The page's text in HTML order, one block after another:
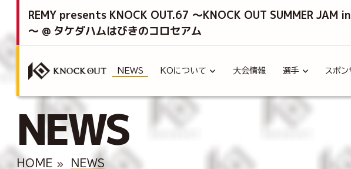
REMY presents KNOCK OUT.67 ～KNOCK OUT SUMMER JAM
～ @ タケダハムはびきのコロセアム
NEWS KOについて 大会情報 選手 スポン
NEWS
HOME NEWS